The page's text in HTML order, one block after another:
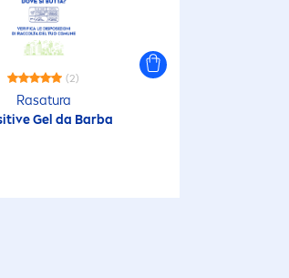
(2)
Rasatura
Gel da Barba